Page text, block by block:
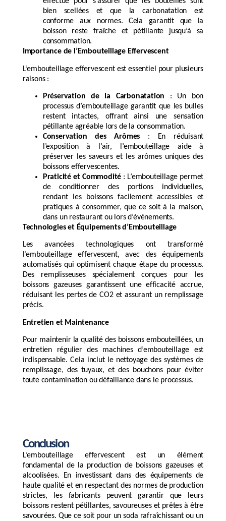
bien scellées et que la carbonatation est
conforme aux normes. Cela garantit que la
boisson reste fraîche et pétillante jusqu’à sa
consommation.
Importance de l’Embouteillage Effervescent
L’embouteillage effervescent est essentiel pour plusieurs
raisons :
Préservation de la Carbonatation : Un bon
processus d’embouteillage garantit que les bulles
restent intactes, offrant ainsi une sensation
pétillante agréable lors de la consommation.
Conservation des Arômes : En réduisant
l’exposition à l’air, l’embouteillage aide à
préserver les saveurs et les arômes uniques des
boissons effervescentes.
Praticité et Commodité : L’embouteillage permet
de conditionner des portions individuelles,
rendant les boissons facilement accessibles et
pratiques à consommer, que ce soit à la maison,
dans un restaurant ou lors d’événements.
Technologies et Équipements d’Embouteillage
Les avancées technologiques ont transformé
l’embouteillage effervescent, avec des équipements
automatisés qui optimisent chaque étape du processus.
Des remplisseuses spécialement conçues pour les
boissons gazeuses garantissent une efficacité accrue,
réduisant les pertes de CO2 et assurant un remplissage
précis.
Entretien et Maintenance
Pour maintenir la qualité des boissons embouteillées, un
entretien régulier des machines d’embouteillage est
indispensable. Cela inclut le nettoyage des systèmes de
remplissage, des tuyaux, et des bouchons pour éviter
toute contamination ou défaillance dans le processus.
Conclusion
L’embouteillage effervescent est un élément
fondamental de la production de boissons gazeuses et
alcoolisées. En investissant dans des équipements de
haute qualité et en respectant des normes de production
strictes, les fabricants peuvent garantir que leurs
boissons restent pétillantes, savoureuses et prêtes à être
savourées. Que ce soit pour un soda rafraîchissant ou un